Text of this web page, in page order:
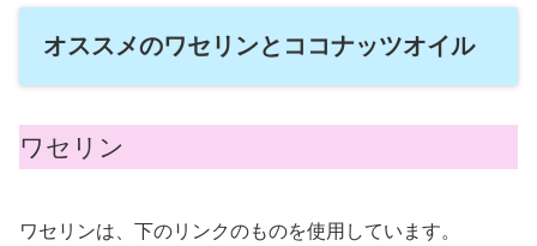
オススメのワセリンとココナッツオイル
ワセリン
ワセリンは、下のリンクのものを使用しています。